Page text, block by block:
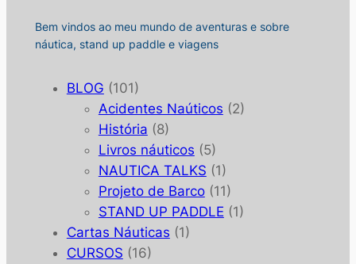
Bem vindos ao meu mundo de aventuras e sobre
náutica, stand up paddle e viagens
BLOG (101)
Acidentes Naúticos (2)
História (8)
Livros náuticos (5)
NAUTICA TALKS (1)
Projeto de Barco(11)
STAND UP PADDLE (1)
Cartas Náuticas (1)
CURSOS (16)